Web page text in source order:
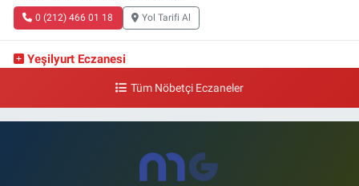
0 (212) 466 01 18 Yol Tarifi Al
Yeşilyurt Eczanesi
Şenlikköy Mahallesi Eski Halkalı Caddesi 33 Akvaryum Yanı Akua Florya
Tüm Nöbetçi Eczaneler